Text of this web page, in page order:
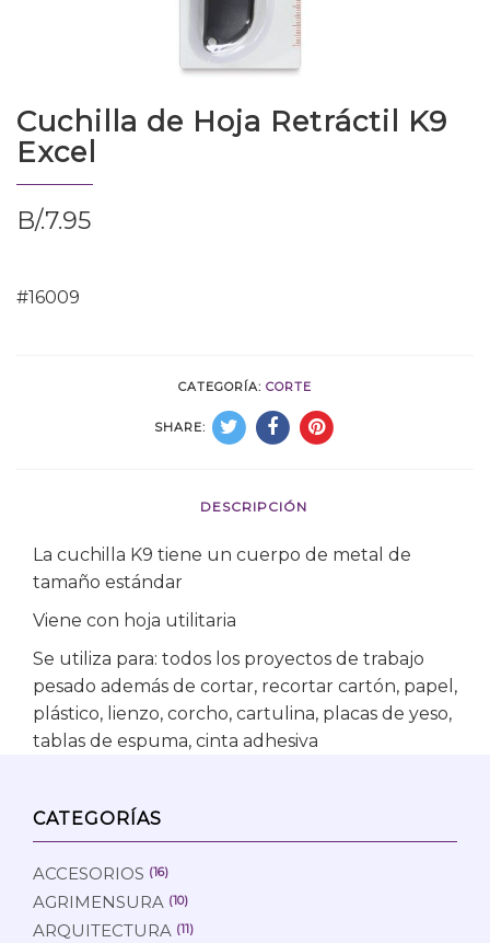
Cuchilla de Hoja Retráctil K9
Excel
B/.7.95
#16009
CATEGORÍA: CORTE
SHARE:
DESCRIPCIÓN
La cuchilla K9 tiene un cuerpo de metal de
tamaño estándar
Viene con hoja utilitaria
Se utiliza para: todos los proyectos de trabajo
pesado además de cortar, recortar cartón, papel,
plástico, lienzo, corcho, cartulina, placas de yeso,
tablas de espuma, cinta adhesiva
CATEGORÍAS
ACCESORIOS (16)
AGRIMENSURA (10)
ARQUITECTURA (11)